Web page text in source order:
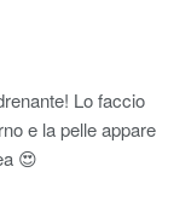
Lo faccio
e la pelle appare
😍